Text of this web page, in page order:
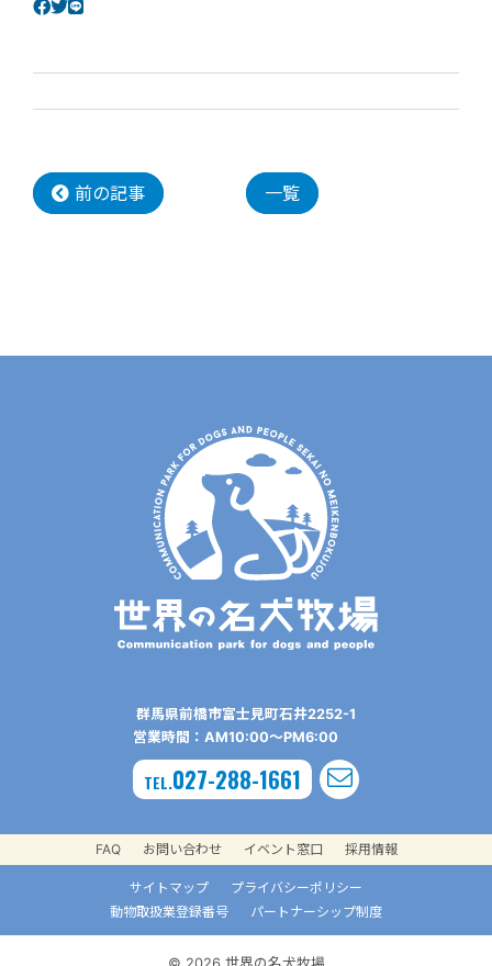
前の記事 一覧
群⾺県前橋市富⼠⾒町⽯井2252-1
営業時間：AM10:00〜PM6:00
TEL.027-288-1661
FAQ お問い合わせ イベント窓口 採用情報
サイトマップ
プライバシーポリシー
動物取扱業登録番号
パートナーシップ制度